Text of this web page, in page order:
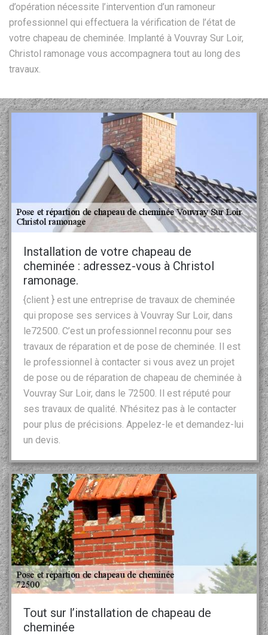
d’opération nécessite l’intervention d’un ramoneur
professionnel qui effectuera la vérification de l’état de
votre chapeau de cheminée. Implanté à Vouvray Sur Loir,
Christol ramonage vous accompagnera tout au long des
travaux.
Installation de votre chapeau de
cheminée : adressez-vous à Christol
ramonage.
{client } est une entreprise de travaux de cheminée
qui propose ses services à Vouvray Sur Loir, dans
le72500. C’est un professionnel reconnu pour ses
travaux de réparation et de pose de cheminée. Il est
le professionnel à contacter si vous avez un projet
de pose ou de réparation de chapeau de cheminée à
Vouvray Sur Loir, dans le 72500. Il est réputé pour
ses travaux de qualité. N’hésitez pas à le contacter
pour plus de précisions. Appelez-le et demandez-lui
un devis.
Tout sur l’installation de chapeau de
cheminée